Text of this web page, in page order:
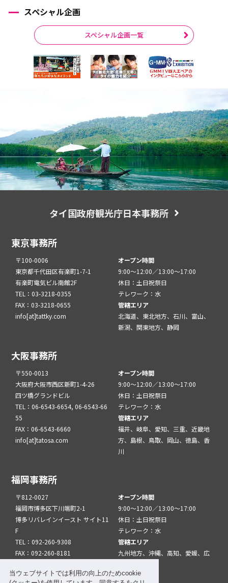
当ウェブサイトでは利用の向上のためcookie
スペシャル企画
スペシャル企画一覧
タイ国政府観光庁日本事務所
東京事務所
〒100-0006
東京都千代田区有楽町1-7-1
有楽町電気ビル南館2F
TEL：03-3218-0355
FAX：03-3218-0655
info[at]tattky.com
オープン時間
9:00～12:00／13:00～17:00
休日：土日祝祭日
テレワーク：水
管轄エリア
北海道、東北地方、石川、富山、
新潟、関東地方、静岡
大阪事務所
〒550-0013
大阪府大阪市西区新町1-4-26
四ツ橋グランドビル
TEL：06-6543-6654, 06-6543-66
55
FAX：06-6543-6660
info[at]tatosa.com
オープン時間
9:00～12:00／13:00～17:00
休日：土日祝祭日
テレワーク：水
管轄エリア
福井、岐阜、愛知、三重、近畿地
方、島根、鳥取、岡山、徳島、香
川
福岡事務所
〒812-0027
福岡市博多区下川端町2-1
博多リバレインイースト サイト11
F
TEL：092-260-9308
FAX：092-260-8181
オープン時間
9:00～12:00／13:00～17:00
休日：土日祝祭日
テレワーク：水
管轄エリア
九州地方、沖縄、高知、愛媛、広